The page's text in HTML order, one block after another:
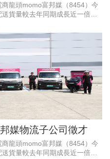
商龍頭momo富邦媒（8454）今
貨量較去年同期成長近一倍，
媒物流子公司徵才
商龍頭momo富邦媒（8454）今
貨量較去年同期成長近一倍，